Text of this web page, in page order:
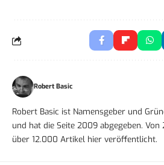
Robert Basic
Robert Basic ist Namensgeber und
und hat die Seite 2009 abgegeben.
über 12.000 Artikel hier veröffentlicht.